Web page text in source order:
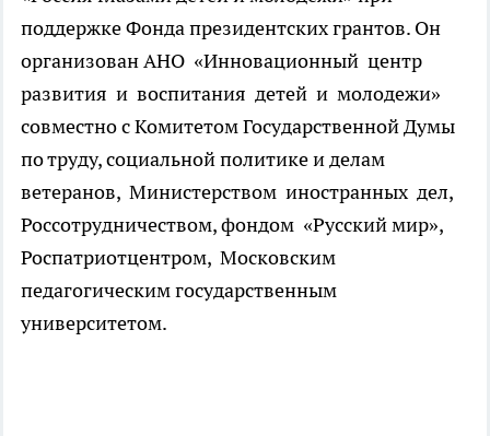
поддержке Фонда президентских грантов. Он
организован АНО «Инновационный центр
развития и воспитания детей и молодежи»
совместно с Комитетом Государственной Думы
по труду, социальной политике и делам
ветеранов, Министерством иностранных дел,
Россотрудничеством, фондом «Русский мир»,
Роспатриотцентром, Московским
педагогическим государственным
университетом.